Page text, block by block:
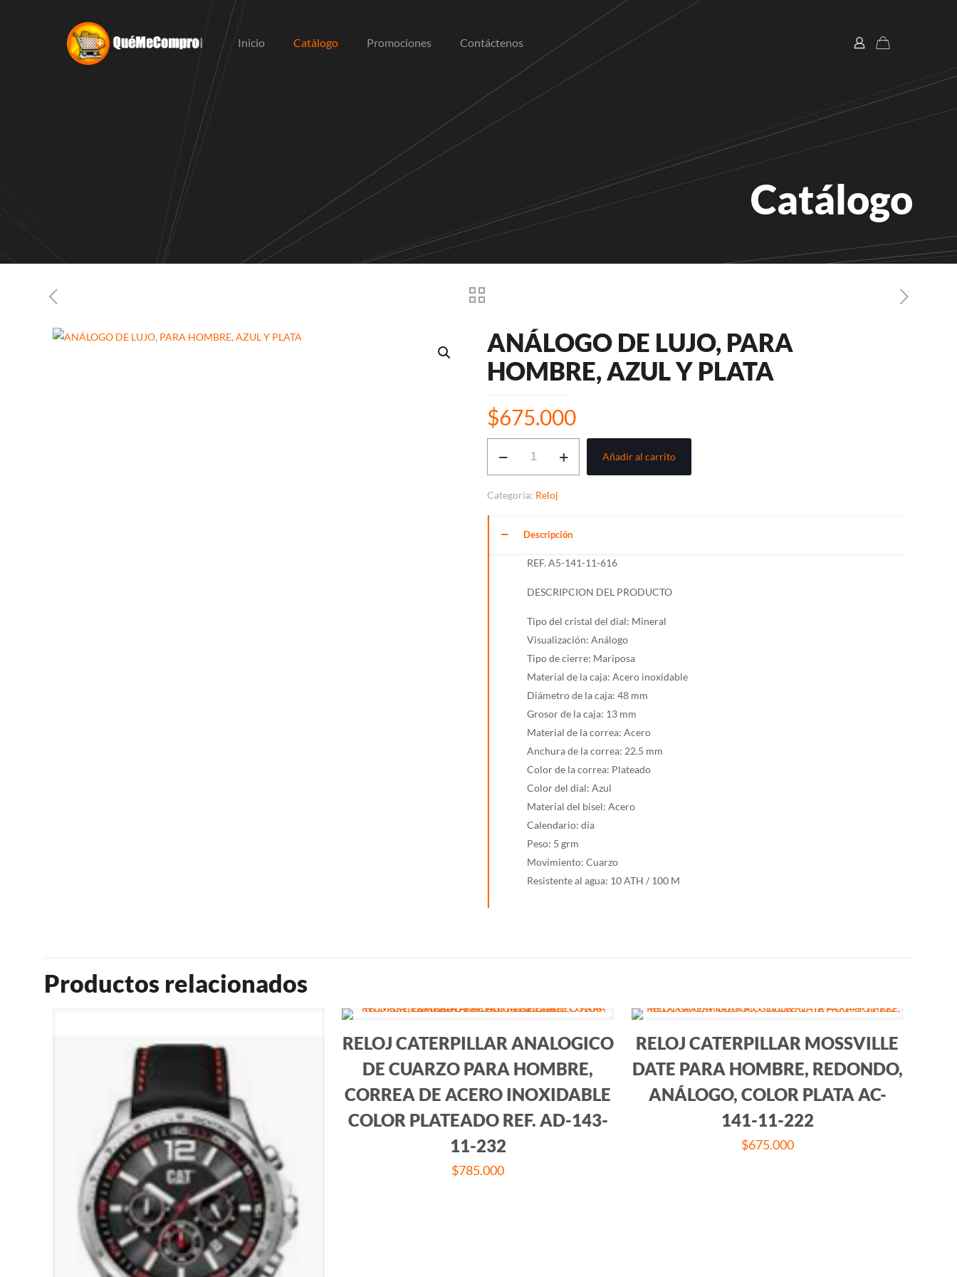
Inicio Catálogo Promociones Contáctenos
Catálogo
ANÁLOGO DE LUJO, PARA
HOMBRE, AZUL Y PLATA
$675.000
PARA
AZUL
Añadir al carrito
Categoría: Reloj
Descripción
REF. A5-141-11-616
DESCRIPCION DEL PRODUCTO
Tipo del cristal del dial: Mineral
Visualización: Análogo
Tipo de cierre: Mariposa
Material de la caja: Acero inoxidable
Diámetro de la caja: 48 mm
Grosor de la caja: 13 mm
Material de la correa: Acero
Anchura de la correa: 22.5 mm
Color de la correa: Plateado
Color del dial: Azul
Material del bisel: Acero
Calendario: día
Peso: 5 grm
Movimiento: Cuarzo
Resistente al agua: 10 ATH / 100 M
Productos relacionados
RELOJ CATERPILLAR ANALOGICO
DE CUARZO PARA HOMBRE,
CORREA DE ACERO INOXIDABLE
COLOR PLATEADO REF. AD-143-
11-232
$785.000
RELOJ CATERPILLAR MOSSVILLE
DATE PARA HOMBRE, REDONDO,
ANÁLOGO, COLOR PLATA AC-
141-11-222
$675.000